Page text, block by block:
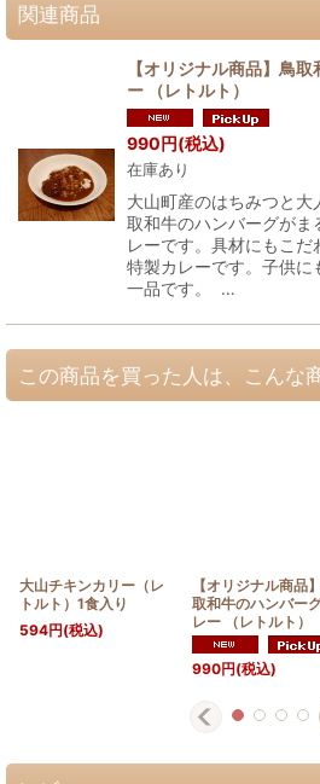
関連商品
【オリジナル商品】鳥
ー （レトルト）
990円(税込)
在庫あり
大山町産のはちみつと大
取和牛のハンバーグがま
レーです。具材にもこ
特製カレーです。子供に
一品です。 …
この商品を買った人は、こんな
大山チキンカリー（レ
トルト）1食入り
594円(税込)
【オリジナル商品
取和牛のハンバー
レー （レトルト）
990円(税込)